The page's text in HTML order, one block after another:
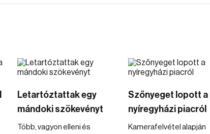
Letartóztattak egy
mándoki szökevényt
Több, vagyon elleni és
Szőnyeget lopott a
nyíregyházi piacról
Kamerafelvétel alapján